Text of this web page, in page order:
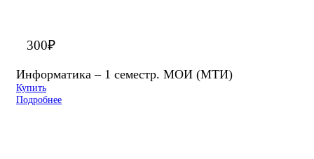
300₽
Информатика – 1 семестр. МОИ (МТИ)
Купить
Подробнее